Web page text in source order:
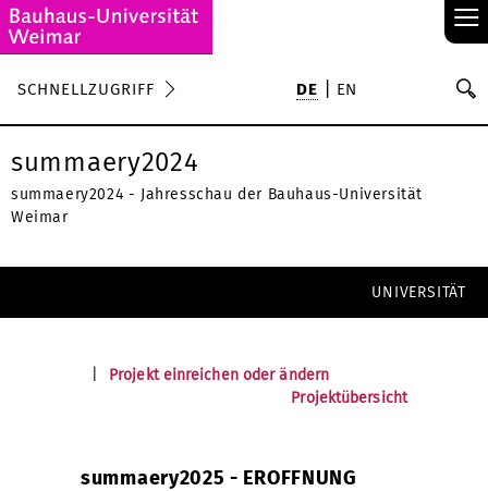
≡
SCHNELLZUGRIFF DE EN
summaery2024
summaery2024 - Jahresschau der Bauhaus-Universität
Weimar
UNIVERSITÄT
Projekt einreichen oder ändern
Projektübersicht
summaery2025 - EROFFNUNG